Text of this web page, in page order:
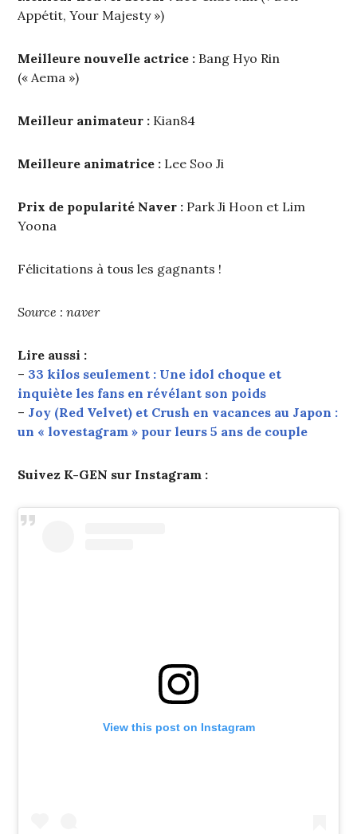
Appétit, Your Majesty »)
Meilleure nouvelle actrice : Bang Hyo Rin
(« Aema »)
Meilleur animateur : Kian84
Meilleure animatrice : Lee Soo Ji
Prix de popularité Naver : Park Ji Hoon et Lim
Yoona
Félicitations à tous les gagnants !
Source : naver
Lire aussi :
– 33 kilos seulement : Une idol choque et
inquiète les fans en révélant son poids
– Joy (Red Velvet) et Crush en vacances au Japon :
un « lovestagram » pour leurs 5 ans de couple
Suivez K-GEN sur Instagram :
View this post on Instagram